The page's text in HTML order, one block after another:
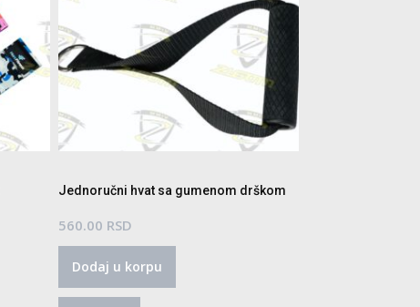
Jednoručni hvat sa gumenom drškom
560.00 RSD
Dodaj u korpu